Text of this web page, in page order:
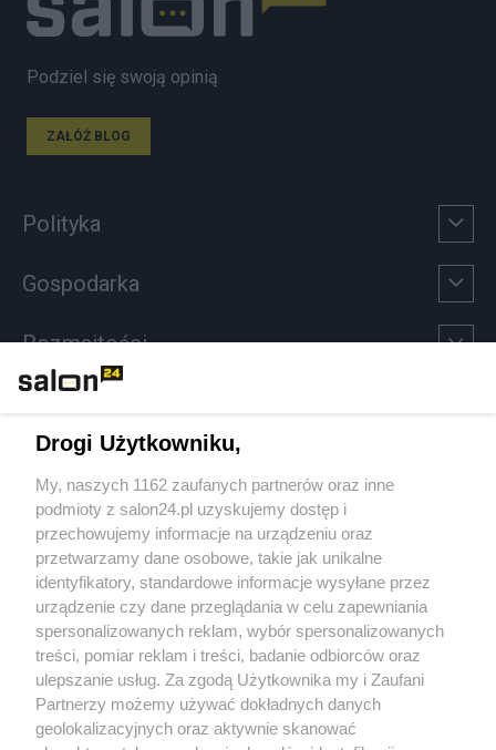
Podziel się swoją opinią
ZAŁÓŻ BLOG
Polityka
Gospodarka
Rozmaitości
Sport
Społeczeństwo
Kultura
X Facebook Instagram Youtube
Drogi Użytkowniku,
My, naszych 1162 zaufanych partnerów oraz inne
podmioty z salon24.pl uzyskujemy dostęp i
przechowujemy informacje na urządzeniu oraz
przetwarzamy dane osobowe, takie jak unikalne
identyfikatory, standardowe informacje wysyłane przez
urządzenie czy dane przeglądania w celu zapewniania
spersonalizowanych reklam, wybór spersonalizowanych
treści, pomiar reklam i treści, badanie odbiorców oraz
ulepszanie usług. Za zgodą Użytkownika my i Zaufani
Partnerzy możemy używać dokładnych danych
geolokalizacyjnych oraz aktywnie skanować